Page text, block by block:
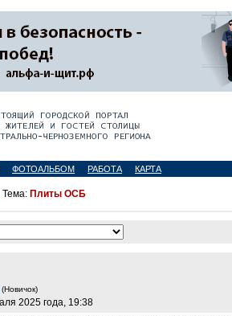
ФОТОАЛЬБОМ РАБОТА КАРТА
| Тема: Плиты ОСБ
(Новичок)
2025 года, 19:38